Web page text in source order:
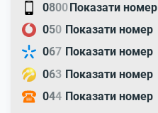
0800Показати номер
050 Показати номер
067 Показати номер
063 Показати номер
044 Показати номер